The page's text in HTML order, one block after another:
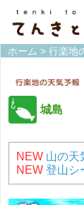
ホーム > 行楽地
城島
NEW 山の天
NEW 登山シ